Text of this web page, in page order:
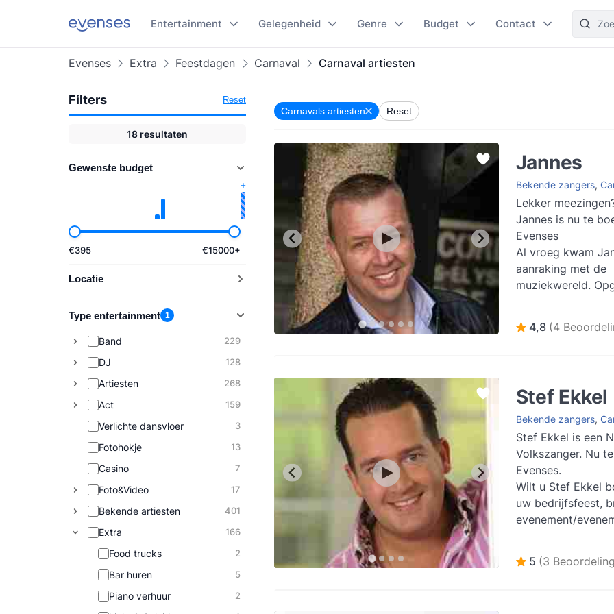
Entertainment Gelegenheid Genre Budget Contact
Evenses Extra Feestdagen Carnaval Carnaval artiesten
Filters Reset
18 resultaten
Gewenste budget
€395 €15000+
Locatie
Type entertainment 1
Band 229
DJ 128
Artiesten 268
Act 159
Verlichte dansvloer 3
Fotohokje 13
Casino 7
Foto&Video 17
Bekende artiesten 401
Extra 166
Food trucks 2
Bar huren 5
Piano verhuur 2
Carnavals artiesten Reset
Jannes
Bekende zangers,
Lekker
Jannes is nu te
Evenses
Al vroeg kwam
aanraking met de
muziekwereld.
zijn opa op de
Ja... Lees meer
4,8 (4
Stef Ekkel
Bekende zangers,
Stef Ekkel is een
Volkszanger. Nu
Evenses.
Wilt u Stef Ekkel
uw bedrijfsfeest,
evenement/
5 (3